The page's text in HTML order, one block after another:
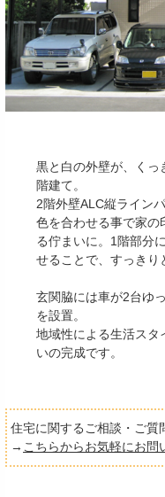
黒と白の外壁が、くっ
階建て。
2階外壁ALC縦ライン
色を合わせる事で家の
る佇まいに。1階部分
せることで、すっきり
玄関脇には車が2台ゆ
を設置。
地域性による生活スタ
いの完成です。
住宅に関するご相談・ご質
→ こちらからお気軽にお問